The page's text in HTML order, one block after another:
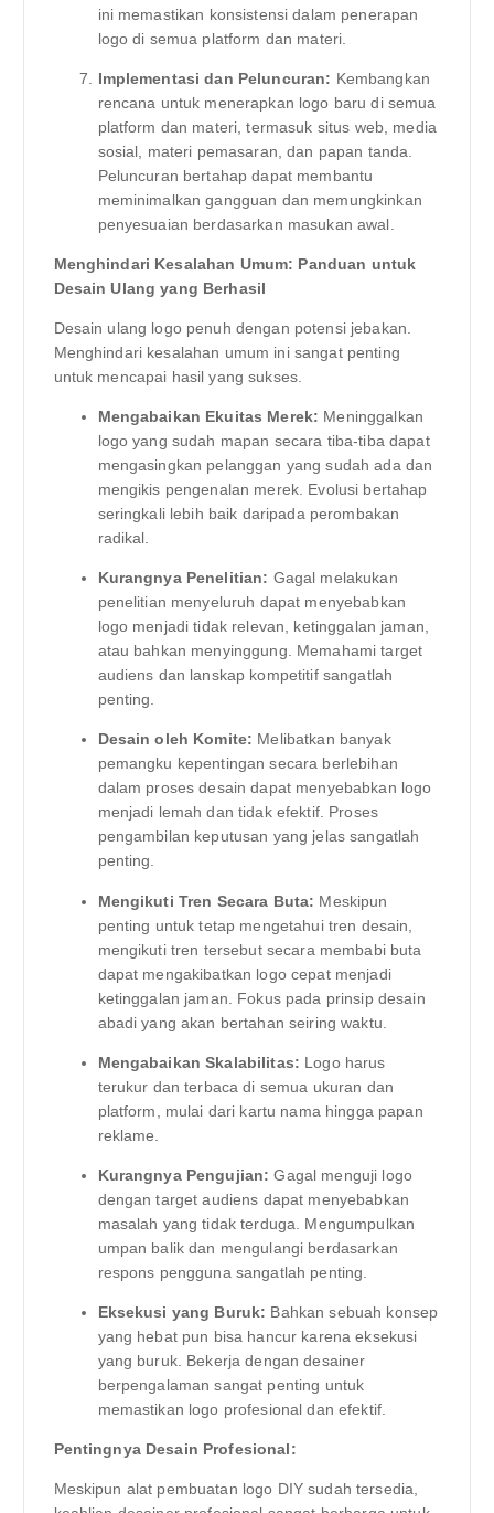
ini memastikan konsistensi dalam penerapan
logo di semua platform dan materi.
Implementasi dan Peluncuran: Kembangkan
rencana untuk menerapkan logo baru di semua
platform dan materi, termasuk situs web, media
sosial, materi pemasaran, dan papan tanda.
Peluncuran bertahap dapat membantu
meminimalkan gangguan dan memungkinkan
penyesuaian berdasarkan masukan awal.
Menghindari Kesalahan Umum: Panduan untuk
Desain Ulang yang Berhasil
Desain ulang logo penuh dengan potensi jebakan.
Menghindari kesalahan umum ini sangat penting
untuk mencapai hasil yang sukses.
Mengabaikan Ekuitas Merek: Meninggalkan
logo yang sudah mapan secara tiba-tiba dapat
mengasingkan pelanggan yang sudah ada dan
mengikis pengenalan merek. Evolusi bertahap
seringkali lebih baik daripada perombakan
radikal.
Kurangnya Penelitian: Gagal melakukan
penelitian menyeluruh dapat menyebabkan
logo menjadi tidak relevan, ketinggalan jaman,
atau bahkan menyinggung. Memahami target
audiens dan lanskap kompetitif sangatlah
penting.
Desain oleh Komite: Melibatkan banyak
pemangku kepentingan secara berlebihan
dalam proses desain dapat menyebabkan logo
menjadi lemah dan tidak efektif. Proses
pengambilan keputusan yang jelas sangatlah
penting.
Mengikuti Tren Secara Buta: Meskipun
penting untuk tetap mengetahui tren desain,
mengikuti tren tersebut secara membabi buta
dapat mengakibatkan logo cepat menjadi
ketinggalan jaman. Fokus pada prinsip desain
abadi yang akan bertahan seiring waktu.
Mengabaikan Skalabilitas: Logo harus
terukur dan terbaca di semua ukuran dan
platform, mulai dari kartu nama hingga papan
reklame.
Kurangnya Pengujian: Gagal menguji logo
dengan target audiens dapat menyebabkan
masalah yang tidak terduga. Mengumpulkan
umpan balik dan mengulangi berdasarkan
respons pengguna sangatlah penting.
Eksekusi yang Buruk: Bahkan sebuah konsep
yang hebat pun bisa hancur karena eksekusi
yang buruk. Bekerja dengan desainer
berpengalaman sangat penting untuk
memastikan logo profesional dan efektif.
Pentingnya Desain Profesional:
Meskipun alat pembuatan logo DIY sudah tersedia,